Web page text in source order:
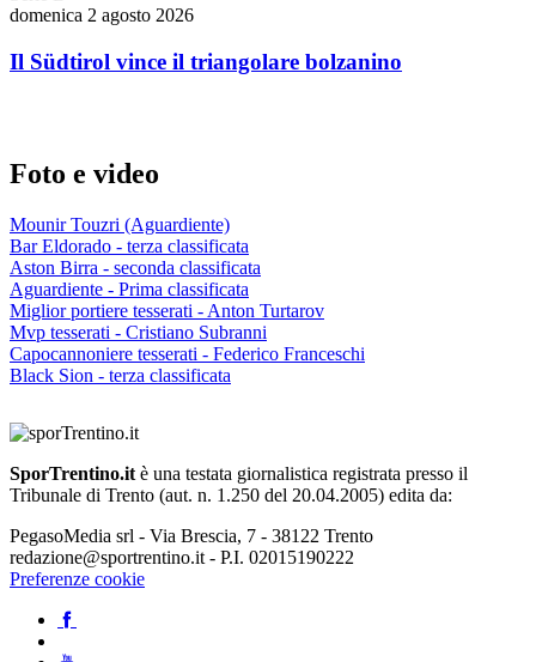
domenica 2 agosto 2026
Il Südtirol vince il triangolare bolzanino
Foto e video
Mounir Touzri (Aguardiente)
Bar Eldorado - terza classificata
Aston Birra - seconda classificata
Aguardiente - Prima classificata
Miglior portiere tesserati - Anton Turtarov
Mvp tesserati - Cristiano Subranni
Capocannoniere tesserati - Federico Franceschi
Black Sion - terza classificata
SporTrentino.it è una testata giornalistica registrata presso il
Tribunale di Trento (aut. n. 1.250 del 20.04.2005) edita da:
PegasoMedia srl - Via Brescia, 7 - 38122 Trento
redazione@sportrentino.it - P.I. 02015190222
Preferenze cookie